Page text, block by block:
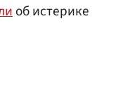
об истерике